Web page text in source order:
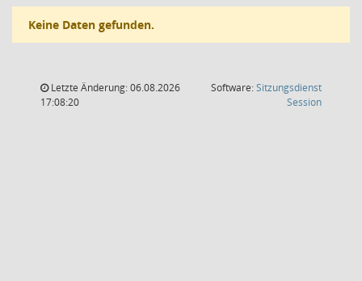
Keine Daten gefunden.
Letzte Änderung: 06.08.2026
17:08:20
Software:Sitzungsdienst
Session(Wird in